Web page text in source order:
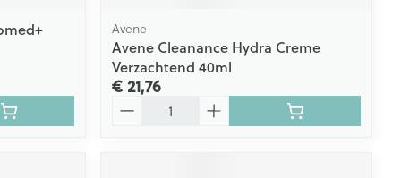
Avene
Avene Cleanance Hydra Creme
Verzachtend 40ml
€ 21,76